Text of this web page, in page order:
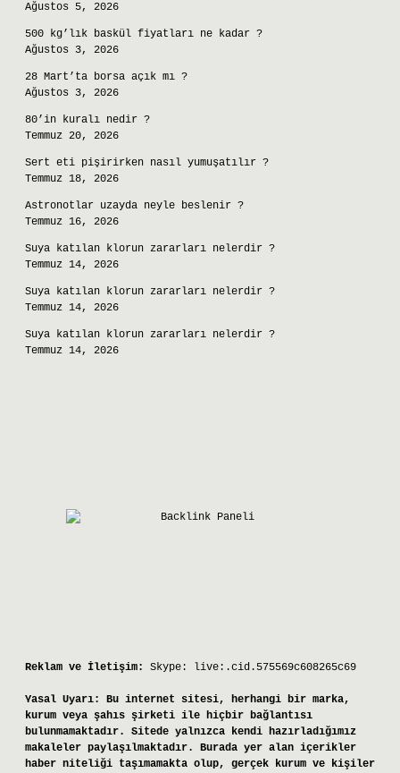
Ağustos 5, 2026
500 kg’lık baskül fiyatları ne kadar ?
Ağustos 3, 2026
28 Mart’ta borsa açık mı ?
Ağustos 3, 2026
80’in kuralı nedir ?
Temmuz 20, 2026
Sert eti pişirirken nasıl yumuşatılır ?
Temmuz 18, 2026
Astronotlar uzayda neyle beslenir ?
Temmuz 16, 2026
Suya katılan klorun zararları nelerdir ?
Temmuz 14, 2026
Suya katılan klorun zararları nelerdir ?
Temmuz 14, 2026
Suya katılan klorun zararları nelerdir ?
Temmuz 14, 2026
Reklam ve İletişim: Skype: live:.cid.575569c608265c69
Yasal Uyarı:
Bu internet sitesi, herhangi bir marka,
kurum veya şahıs şirketi ile hiçbir bağlantısı
bulunmamaktadır. Sitede yalnızca kendi hazırladığımız
makaleler paylaşılmaktadır. Burada yer alan içerikler
haber niteliği taşımamakta olup, gerçek kurum ve kişiler